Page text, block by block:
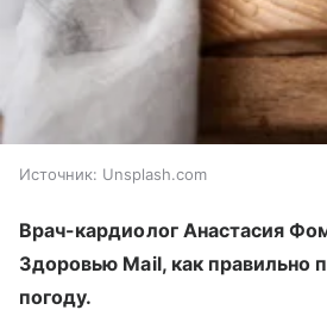
Источник: Unsplash.com
Врач-кардиолог Анастасия
Здоровью Mail, как правильно
погоду.